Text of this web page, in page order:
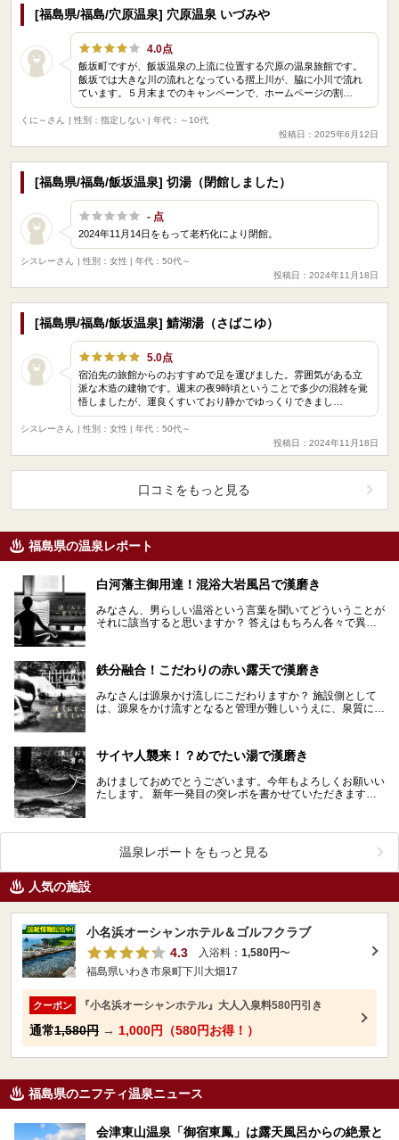
[福島県/福島/穴原温泉] 穴原温泉 いづみや
4.0点
飯坂町ですが、飯坂温泉の上流に位置する穴原の温泉旅館です。
飯坂では大きな川の流れとなっている摺上川が、脇に小川で流れ
ています。５月末までのキャンペーンで、ホームページの割…
くに～さん
| 性別：指定しない | 年代：～10代
投稿日：2025年6月12日
[福島県/福島/飯坂温泉] 切湯（閉館しました）
- 点
2024年11月14日をもって老朽化により閉館。
シスレーさん
| 性別：女性 | 年代：50代～
投稿日：2024年11月18日
[福島県/福島/飯坂温泉] 鯖湖湯（さばこゆ）
5.0点
宿泊先の旅館からのおすすめで足を運びました。雰囲気がある立
派な木造の建物です。週末の夜9時頃ということで多少の混雑を覚
悟しましたが、運良くすいており静かでゆっくりできまし…
シスレーさん
| 性別：女性 | 年代：50代～
投稿日：2024年11月18日
口コミをもっと見る
福島県の温泉レポート
白河藩主御用達！混浴大岩風呂で漢磨き
みなさん、男らしい温浴という言葉を聞いてどういうことが
それに該当すると思いますか？ 答えはもちろん各々で異な
鉄分融合！こだわりの赤い露天で漢磨き
みなさんは源泉かけ流しにこだわりますか？ 施設側として
は、源泉をかけ流すとなると管理が難しいうえに、泉質によ
サイヤ人襲来！？めでたい湯で漢磨き
あけましておめでとうございます。今年もよろしくお願いい
たします。 新年一発目の突レポを書かせていただきます。
温泉レポートをもっと見る
人気の施設
小名浜オーシャンホテル＆ゴルフクラブ
4.3
入浴料： 1,580円〜
福島県いわき市泉町下川大畑17
クーポン 『小名浜オーシャンホテル』大人入泉料580円引き
通常1,580円 → 1,000円（580円お得！）
福島県のニフティ温泉ニュース
会津東山温泉「御宿東鳳」は露天風呂からの絶景と